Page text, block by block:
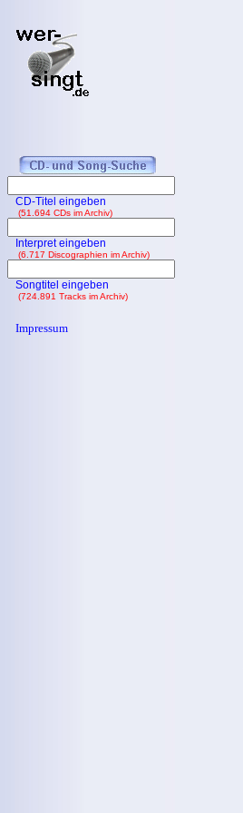
CD-Titel eingeben
(51.694 CDs im Archiv)
Interpret eingeben
(6.717 Discographien im Archiv)
Songtitel eingeben
(724.891 Tracks im Archiv)
Impressum